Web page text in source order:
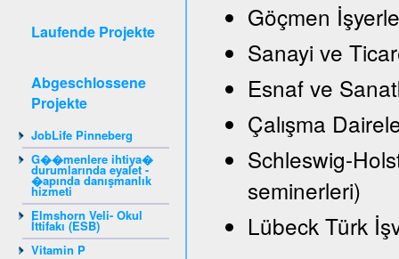
Laufende Projekte
Abgeschlossene
Projekte
JobLife Pinneberg
G��menlere ihtiya�
durumlarında eyalet -
�apında danışmanlık
hizmeti
Elmshorn Veli- Okul
İttifakı (ESB)
Vitamin P
Göçmen
Sanayi ve
Esnaf ve
Çalışma
Schleswig-
seminerleri)
Lübeck Türk